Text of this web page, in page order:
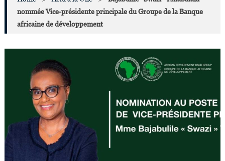
nommée Vice-présidente principale du Groupe de la Banque
africaine de développement